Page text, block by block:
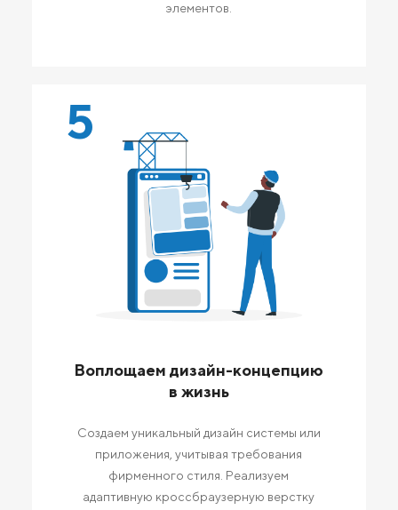
элементов.
5
Воплощаем дизайн-концепцию
в жизнь
Создаем уникальный дизайн системы или
приложения, учитывая требования
фирменного стиля. Реализуем
адаптивную кроссбраузерную верстку